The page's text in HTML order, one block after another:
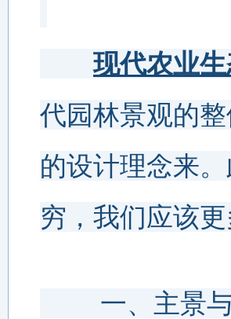
现代农业
代园林景观的
的设计理念来
穷，我们应该
一、主景与